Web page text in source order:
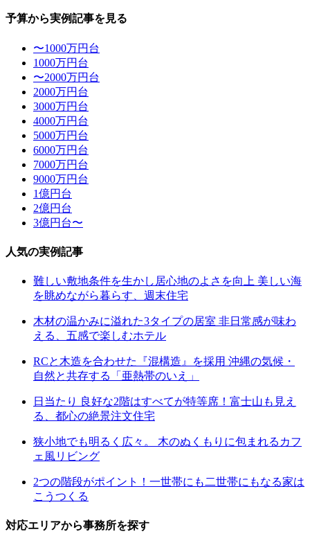
予算から実例記事を見る
〜1000万円台
1000万円台
〜2000万円台
2000万円台
3000万円台
4000万円台
5000万円台
6000万円台
7000万円台
9000万円台
1億円台
2億円台
3億円台〜
人気の実例記事
難しい敷地条件を生かし居心地のよさを向上 美しい海
を眺めながら暮らす、週末住宅
木材の温かみに溢れた3タイプの居室 非日常感が味わ
える、五感で楽しむホテル
RCと木造を合わせた『混構造』を採用 沖縄の気候・
自然と共存する「亜熱帯のいえ」
日当たり 良好な2階はすべてが特等席！富士山も見え
る、都心の絶景注文住宅
狭小地でも明るく広々。 木のぬくもりに包まれるカフ
ェ風リビング
2つの階段がポイント！一世帯にも二世帯にもなる家は
こうつくる
対応エリアから事務所を探す